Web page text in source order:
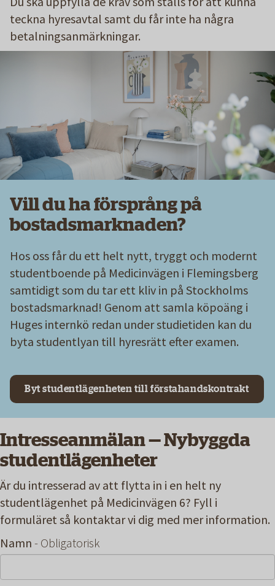
teckna hyresavtal samt du får inte ha några
betalningsanmärkningar.
Vill du ha försprång på
bostadsmarknaden?
Hos oss får du ett helt nytt, tryggt och modernt
studentboende på Medicinvägen i Flemingsberg
samtidigt som du tar ett kliv in på Stockholms
bostadsmarknad! Genom att samla köpoäng i
Huges internkö redan under studietiden kan du
byta studentlyan till hyresrätt efter examen.
Byt studentlägenheten till förstahandskontrakt
Intresseanmälan — Nybyggda
studentlägenheter
Är du intresserad av att flytta in i en helt ny
studentlägenhet på Medicinvägen 6? Fyll i
formuläret så kontaktar vi dig med mer information.
Namn - Obligatorisk